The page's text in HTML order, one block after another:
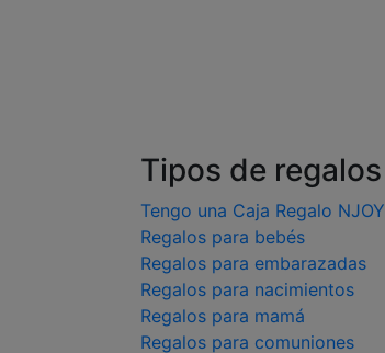
Tipos de regalos
Tengo una Caja Regalo NJOY
Regalos para bebés
Regalos para embarazadas
Regalos para nacimientos
Regalos para mamá
Regalos para comuniones